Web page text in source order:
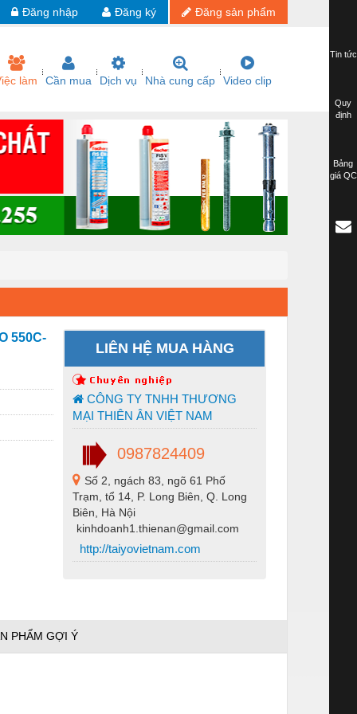
Đăng sản phẩm
Đăng ký
Đăng nhập
làm Cần mua Dịch vụ Nhà cung cấp Video clip
550C-
LIÊN HỆ MUA HÀNG
CÔNG TY TNHH THƯƠNG
MẠI THIÊN ÂN VIỆT NAM
0987824409
Số 2, ngách 83, ngõ 61 Phố
Trạm, tổ 14, P. Long Biên, Q. Long
Biên, Hà Nội
kinhdoanh1.thienan@gmail.com
http://taiyovietnam.com
PHẨM GỢI Ý
Tin tức
Quy
định
Bảng
giá QC